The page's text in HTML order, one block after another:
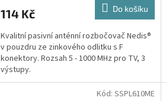
114 Kč Do košíku
Kvalitní pasivní anténní rozbočovač Nedis®
v pouzdru ze zinkového odlitku s F
konektory. Rozsah 5 - 1000 MHz pro TV, 3
výstupy.
Kód: SSPL610ME